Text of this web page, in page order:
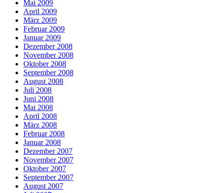
Mai 2009
April 2009
März 2009
Februar 2009
Januar 2009
Dezember 2008
November 2008
Oktober 2008
September 2008
August 2008
Juli 2008
Juni 2008
Mai 2008
April 2008
März 2008
Februar 2008
Januar 2008
Dezember 2007
November 2007
Oktober 2007
September 2007
August 2007